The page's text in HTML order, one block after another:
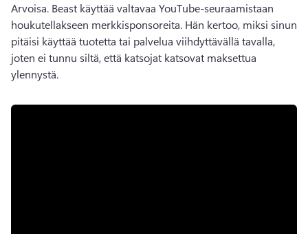
Arvoisa. Beast käyttää valtavaa YouTube-seuraamistaan
houkutellakseen merkkisponsoreita. Hän kertoo, miksi sinun
pitäisi käyttää tuotetta tai palvelua viihdyttävällä tavalla,
joten ei tunnu siltä, että katsojat katsovat maksettua
ylennystä.